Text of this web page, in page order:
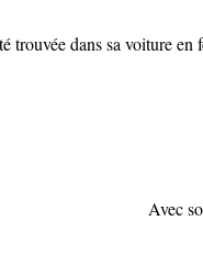
trouvée dans sa voiture
Avec